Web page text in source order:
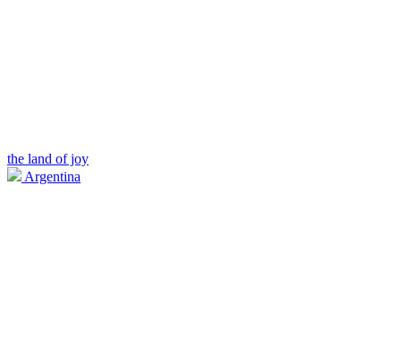
the land of joy
Argentina